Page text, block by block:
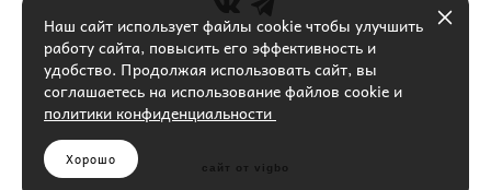
сайт от vigbo
Наш сайт использует файлы cookie чтобы улучшить
работу сайта, повысить его эффективность и
удобство. Продолжая использовать сайт, вы
соглашаетесь на использование файлов cookie и
политики конфиденциальности
Хорошо